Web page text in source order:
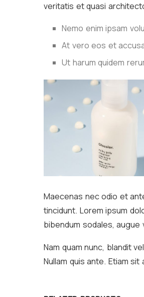
veritatis et quasi
Nemo enim ipsam
At vero eos et
Ut harum quidem
Maecenas nec odio et
tincidunt. Lorem ipsum
bibendum sodales,
Nam quam nunc, blandit
Nullam quis ante. Etiam